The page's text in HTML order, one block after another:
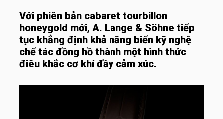
Với phiên bản cabaret tourbillon
honeygold mới, A. Lange & Söhne tiếp
tục khẳng định khả năng biến kỹ nghệ
chế tác đồng hồ thành một hình thức
điêu khắc cơ khí đầy cảm xúc.